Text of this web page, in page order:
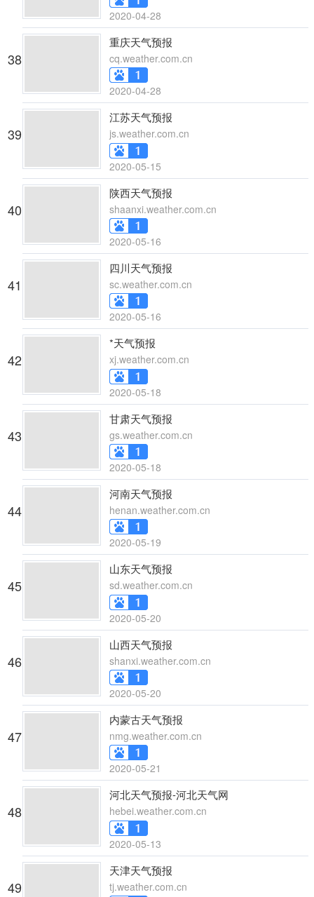
2020-04-28
38
重庆天气预报
cq.weather.com.cn
2020-04-28
39
江苏天气预报
js.weather.com.cn
2020-05-15
40
陕西天气预报
shaanxi.weather.com.cn
2020-05-16
41
四川天气预报
sc.weather.com.cn
2020-05-16
42
*天气预报
xj.weather.com.cn
2020-05-18
43
甘肃天气预报
gs.weather.com.cn
2020-05-18
44
河南天气预报
henan.weather.com.cn
2020-05-19
45
山东天气预报
sd.weather.com.cn
2020-05-20
46
山西天气预报
shanxi.weather.com.cn
2020-05-20
47
内蒙古天气预报
nmg.weather.com.cn
2020-05-21
48
河北天气预报-河北天气网
hebei.weather.com.cn
2020-05-13
49
天津天气预报
tj.weather.com.cn